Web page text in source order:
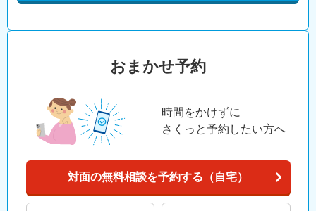
おまかせ予約
時間をかけずに
さくっと予約したい方へ
対面の無料相談を予約する（自宅）